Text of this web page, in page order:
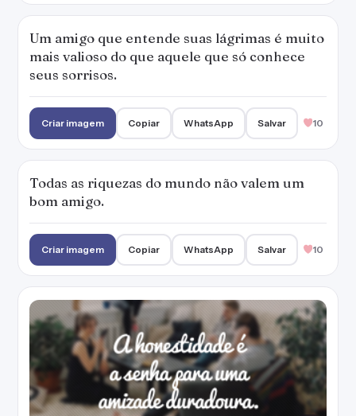
Um amigo que entende suas lágrimas é muito
mais valioso do que aquele que só conhece
seus sorrisos.
Criar imagem Copiar WhatsApp Salvar 10
Todas as riquezas do mundo não valem um
bom amigo.
Criar imagem Copiar WhatsApp Salvar 10